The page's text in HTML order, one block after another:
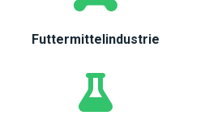
Futtermittelindustrie